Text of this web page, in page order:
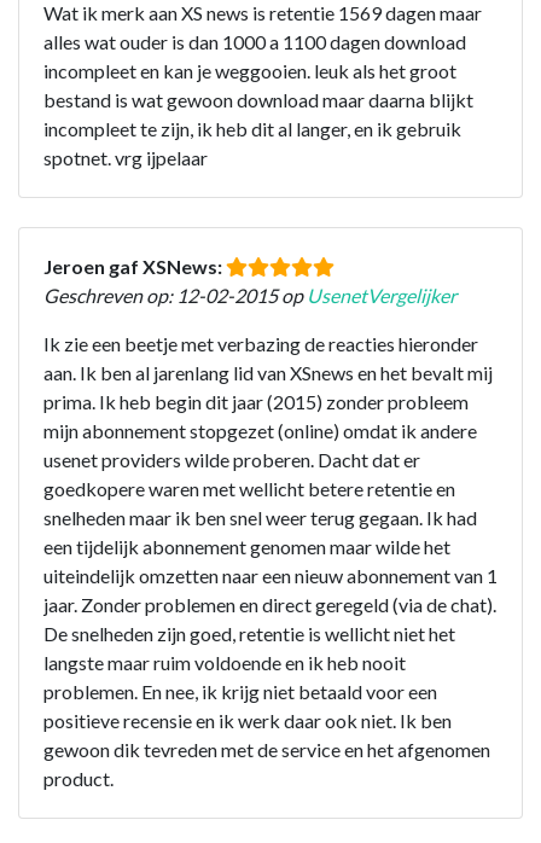
Wat ik merk aan XS news is retentie 1569 dagen maar
alles wat ouder is dan 1000 a 1100 dagen download
incompleet en kan je weggooien. leuk als het groot
bestand is wat gewoon download maar daarna blijkt
incompleet te zijn, ik heb dit al langer, en ik gebruik
spotnet. vrg ijpelaar
Jeroen gaf XSNews:
Geschreven op: 12-02-2015 op UsenetVergelijker
Ik zie een beetje met verbazing de reacties hieronder
aan. Ik ben al jarenlang lid van XSnews en het bevalt mij
prima. Ik heb begin dit jaar (2015) zonder probleem
mijn abonnement stopgezet (online) omdat ik andere
usenet providers wilde proberen. Dacht dat er
goedkopere waren met wellicht betere retentie en
snelheden maar ik ben snel weer terug gegaan. Ik had
een tijdelijk abonnement genomen maar wilde het
uiteindelijk omzetten naar een nieuw abonnement van 1
jaar. Zonder problemen en direct geregeld (via de chat).
De snelheden zijn goed, retentie is wellicht niet het
langste maar ruim voldoende en ik heb nooit
problemen. En nee, ik krijg niet betaald voor een
positieve recensie en ik werk daar ook niet. Ik ben
gewoon dik tevreden met de service en het afgenomen
product.